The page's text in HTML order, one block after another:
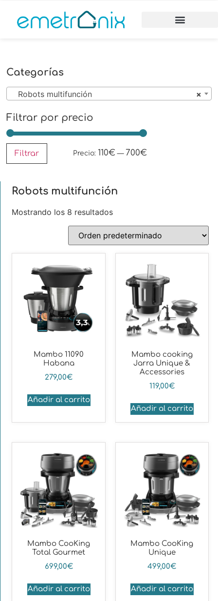
Categorías
×
Robots multifunción
Filtrar por precio
Filtrar Precio: 110€ — 700€
Robots multifunción
Mostrando los 8 resultados
Mambo 11090
Habana
279,00€
Añadir al carrito
Mambo cooking
Jarra Unique &
Accessories
119,00€
Añadir al carrito
Mambo CooKing
Total Gourmet
699,00€
Añadir al carrito
Mambo CooKing
Unique
499,00€
Añadir al carrito